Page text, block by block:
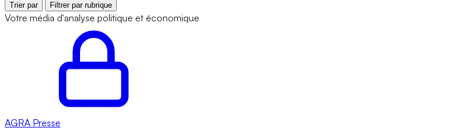
Trier par Filtrer par rubrique
Votre média d'analyse politique et économique
AGRA Presse